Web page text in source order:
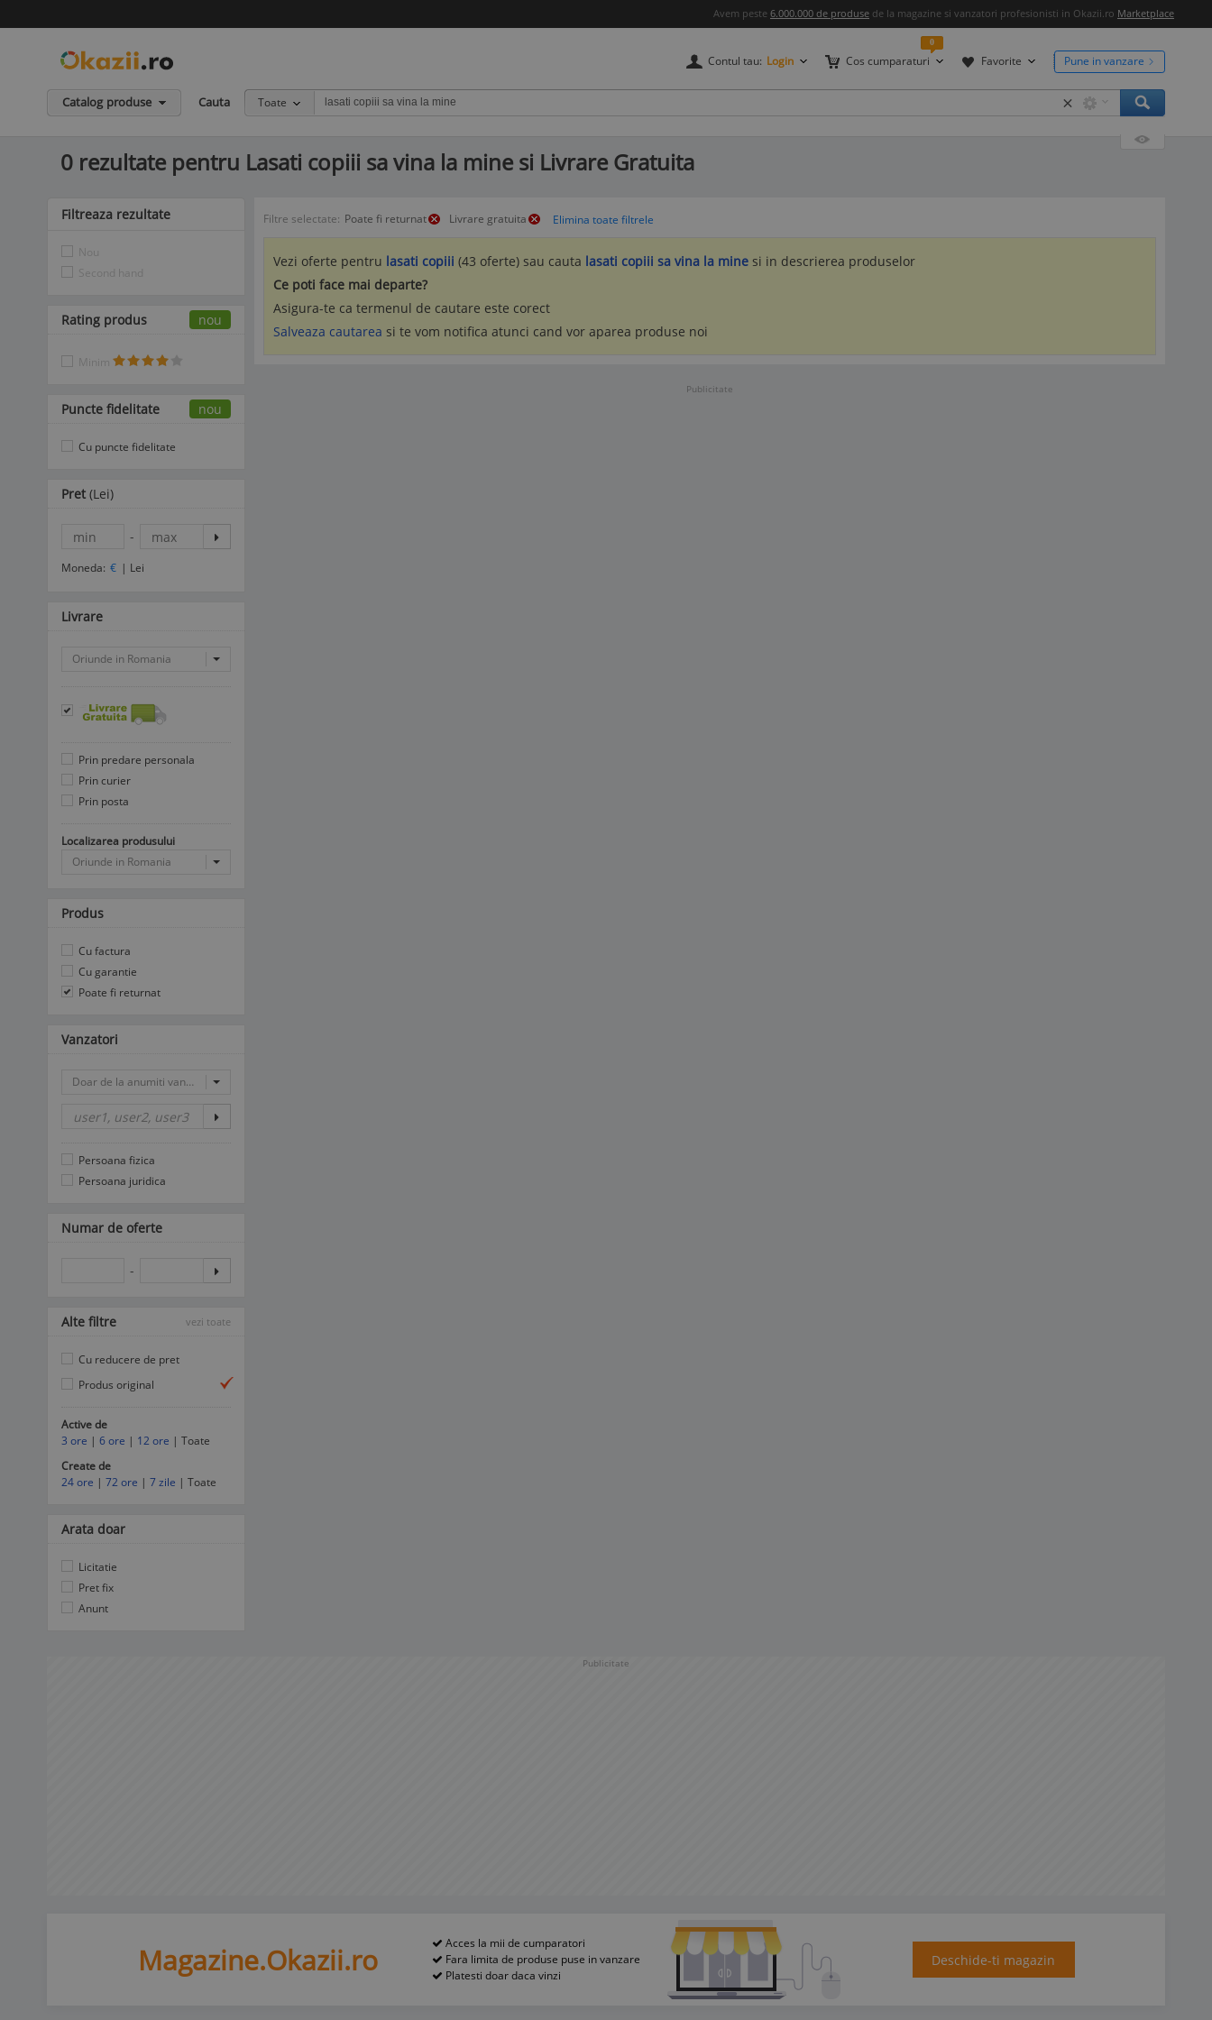
Avem peste 6.000.000 de produse de la magazine si vanzatori profesionisti in Okazii.ro Marketplace
Contul tau: Login Cos cumparaturi
0
Favorite Pune in vanzare
Catalog produse Cauta Toate ×
0 rezultate pentru Lasati copiii sa vina la mine si Livrare Gratuita
Filtre selectate: Poate fi returnat Livrare gratuita
Vezi oferte pentru lasati copiii (43 oferte) sau cauta lasati copiii sa vina la mine si in descrierea produselor
Ce poti face mai departe?
Asigura-te ca termenul de cautare este corect
Salveaza cautarea si te vom notifica atunci cand vor aparea produse noi
Publicitate
Filtreaza rezultate
Nou
Second hand
Rating produs nou
Minim
Puncte fidelitate nou
Cu puncte fidelitate
Pret (Lei)
-
Moneda: € | Lei
Livrare
Oriunde in Romania
Prin predare personala
Prin curier
Prin posta
Localizarea produsului
Oriunde in Romania
Produs
Cu factura
Cu garantie
Poate fi returnat
Vanzatori
Doar de la anumiti vanzatori
Persoana fizica
Persoana juridica
Numar de oferte
-
Alte filtre vezi toate
Cu reducere de pret
Produs original
Active de
3 ore | 6 ore | 12 ore | Toate
Create de
24 ore | 72 ore | 7 zile | Toate
Arata doar
Licitatie
Pret fix
Anunt
Publicitate
Magazine.Okazii.ro
Acces la mii de cumparatori
Fara limita de produse puse in vanzare
Platesti doar daca vinzi
Deschide-ti magazin